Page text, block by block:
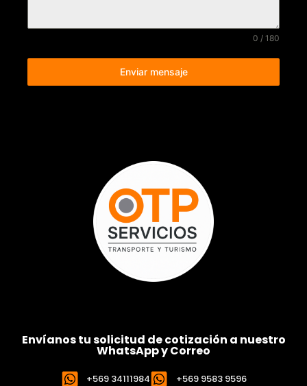
0 / 180
Enviar mensaje
Envíanos tu solicitud de cotización a nuestro
WhatsApp y Correo
+569 34111984 +569 9583 9596